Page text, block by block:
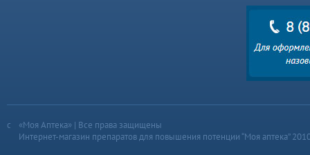
«Моя Аптека» | Все права защищены
Интернет-магазин препаратов для повышения потенции “Моя аптека”